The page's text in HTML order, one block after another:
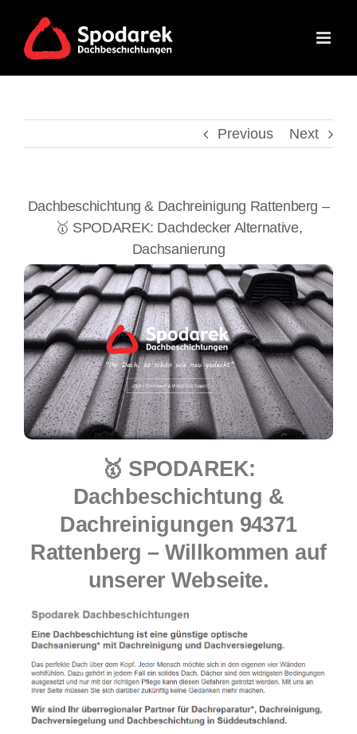
content
Previous Next
Dachbeschichtung & Dachreinigung Rattenberg –
🥇 SPODAREK: Dachdecker Alternative,
Dachsanierung
🥇 SPODAREK:
Dachbeschichtung &
Dachreinigungen 94371
Rattenberg – Willkommen auf
unserer Webseite.